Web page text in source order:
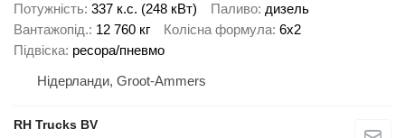
Потужність 337 к.с. (248 кВт) Паливо дизель
Вантажопід. 12 760 кг Колісна формула 6x2
Підвіска ресора/пневмо
Нідерланди, Groot-Ammers
RH Trucks BV